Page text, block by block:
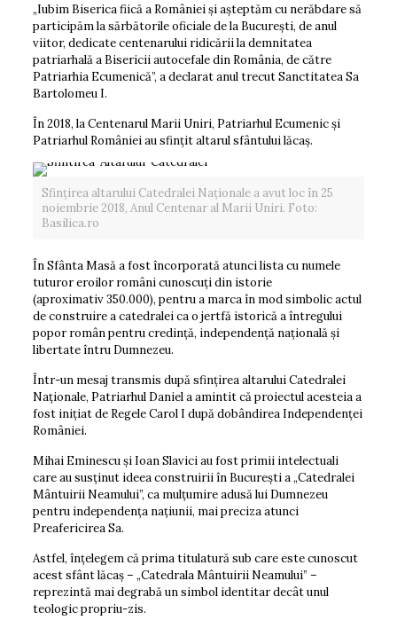
„Iubim Biserica fiică a României și așteptăm cu nerăbdare să
participăm la sărbătorile oficiale de la București, de anul
viitor, dedicate centenarului ridicării la demnitatea
patriarhală a Bisericii autocefale din România, de către
Patriarhia Ecumenică”, a declarat anul trecut Sanctitatea Sa
Bartolomeu I.
În 2018, la Centenarul Marii Uniri, Patriarhul Ecumenic și
Patriarhul României au sfințit altarul sfântului lăcaș.
Sfințirea altarului Catedralei Naționale a avut loc în 25
noiembrie 2018, Anul Centenar al Marii Uniri. Foto:
Basilica.ro
În Sfânta Masă a fost încorporată atunci lista cu numele
tuturor eroilor români cunoscuți din istorie
(aproximativ 350.000), pentru a marca în mod simbolic actul
de construire a catedralei ca o jertfă istorică a întregului
popor român pentru credință, independență națională și
libertate întru Dumnezeu.
Într-un mesaj transmis după sfințirea altarului Catedralei
Naționale, Patriarhul Daniel a amintit că proiectul acesteia a
fost inițiat de Regele Carol I după dobândirea Independenței
României.
Mihai Eminescu și Ioan Slavici au fost primii intelectuali
care au susținut ideea construirii în București a „Catedralei
Mântuirii Neamului”, ca mulțumire adusă lui Dumnezeu
pentru independența națiunii, mai preciza atunci
Preafericirea Sa.
Astfel, înțelegem că prima titulatură sub care este cunoscut
acest sfânt lăcaș – „Catedrala Mântuirii Neamului” –
reprezintă mai degrabă un simbol identitar decât unul
teologic propriu-zis.